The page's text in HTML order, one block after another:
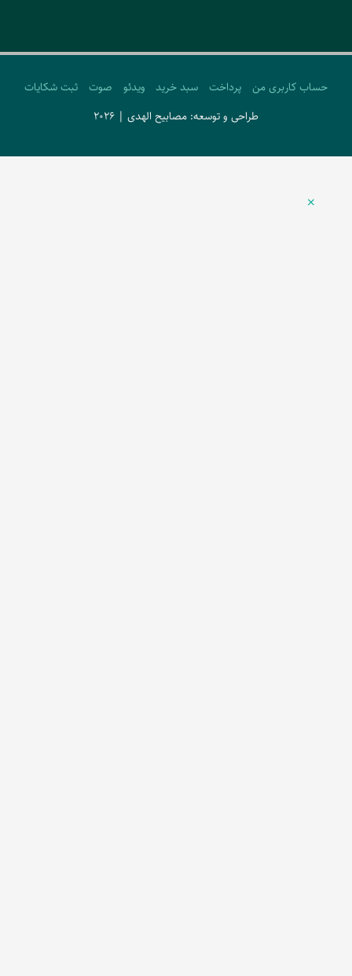
حساب کاربری من پرداخت سبد خرید ویدئو صوت
ثبت شکایات
طراحی و توسعه: مصابیح الهدی | 2026